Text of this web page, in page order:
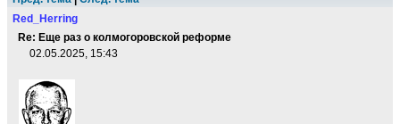
Red_Herring
Re: Еще раз о колмогоровской реформе
02.05.2025, 15:43